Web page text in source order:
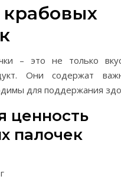
крабовых
– это не только
Они содержат
для поддержания
ценность
палочек